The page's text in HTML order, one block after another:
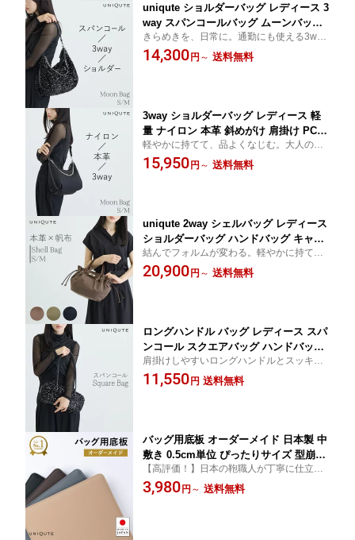
uniqute ショルダーバッグ レディース 3
way スパンコールバッグ ムーンバッグ
斜めがけ 軽量 PC対応 通勤バッグ 通学
ブラック S M ユニキュート
きらめきを、日常に。通勤にも使える3way
スパンコールバッグ。
14,300円 ～ 送料無料
3way ショルダーバッグ レディース 軽
量 ナイロン 本革 斜めがけ 肩掛け PC収
納 通勤 きれいめ S M uniqute ユニキュ
ート ムーンバッグ
軽やかに持てて、品よくなじむ。大人のた
めの3wayショルダー。体に沿うような丸み
を帯びた形状が立ち姿を美しくします。ノ
15,950円 ～ 送料無料
uniqute 2way シェルバッグ レディース
ショルダーバッグ ハンドバッグ キャン
バス 帆布 牛革 本革 通勤バッグ きれい
め 大人 肩掛け S M ユニキュート
結んでフォルムが変わる。軽やかに持て
る、帆布×本革の大人のシェルバッグ。Sサ
イズは肩掛けもできるショルダーベルト付
20,900円 ～ 送料無料
ロングハンドル バッグ レディース スパ
ンコール スクエアバッグ ハンドバッグ
肩掛け 横長 ブラック 軽量 ポケット お
しゃれ uniqute ユニキュート
肩掛けしやすいロングハンドルとスッキリ
した横長フォルムで、華やかさを大人に楽
しむ uniqute ユニキュートのスパンコール
11,550円 送料無料
バッグ用底板 オーダーメイド 日本製 中
敷き 0.5cm単位 ぴったりサイズ 型崩れ
防止 自立サポート 最短5営業日 送料無
料 uniqute ユニキュート コーエイ鞄店
【高評価！】日本の鞄職人が丁寧に仕立て
ます。お気に入りバッグの底板をオーダー
メイドしませんか。型崩れ防止はもちろ
3,980円 ～ 送料無料